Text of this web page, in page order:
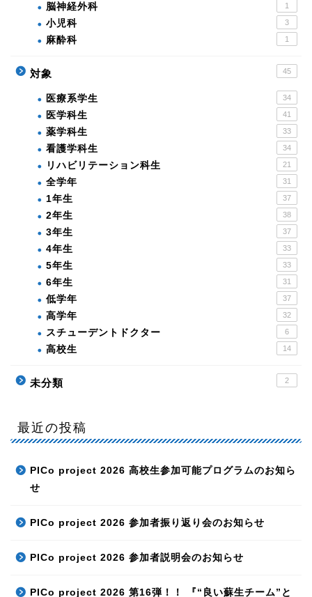
脳神経外科 1
小児科 3
麻酔科 1
対象 45
医療系学生 34
医学科生 41
薬学科生 33
看護学科生 34
リハビリテーション科生 21
全学年 31
1年生 37
2年生 38
3年生 37
4年生 33
5年生 33
6年生 31
低学年 37
高学年 32
スチューデントドクター 6
高校生 14
未分類 2
最近の投稿
PICo project 2026 高校生参加可能プログラムのお知ら
せ
PICo project 2026 参加者振り返り会のお知らせ
PICo project 2026 参加者説明会のお知らせ
PICo project 2026 第16弾！！ 『“良い蘇生チーム”と